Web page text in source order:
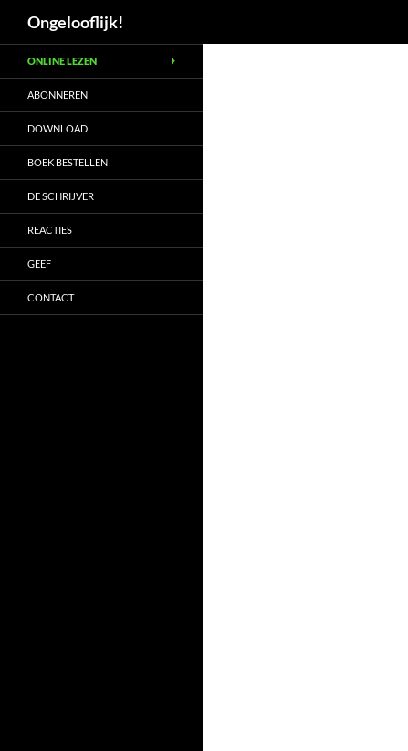
naar
Ongelooflijk!
ONLINE LEZEN
ABONNEREN
DOWNLOAD
BOEK BESTELLEN
DE SCHRIJVER
REACTIES
GEEF
CONTACT